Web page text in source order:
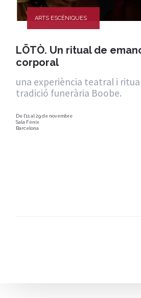
ARTS ESCÈNIQUES
LÖTÒ. Un ritual de
corporal
una experiència teatral i
tradició funerària Boobe.
De l'11 al 29 de novembre
Sala Fènix
Barcelona